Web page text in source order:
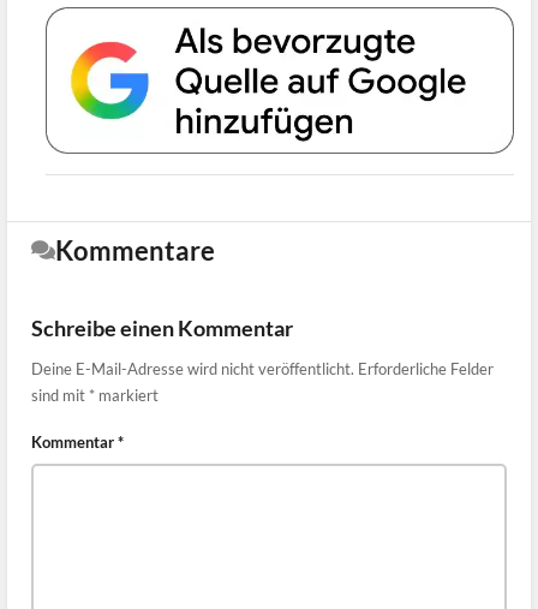
Kommentare
Schreibe einen Kommentar
Deine E-Mail-Adresse wird nicht veröffentlicht. Erforderliche Felder
sind mit * markiert
Kommentar*